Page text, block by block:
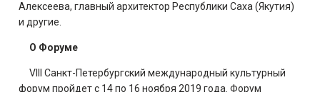
Алексеева, главный архитектор Республики Саха (Якутия)
и другие.
О Форуме
VIII Санкт-Петербургский международный культурный
форум пройдет с 14 по 16 ноября 2019 года. Форум